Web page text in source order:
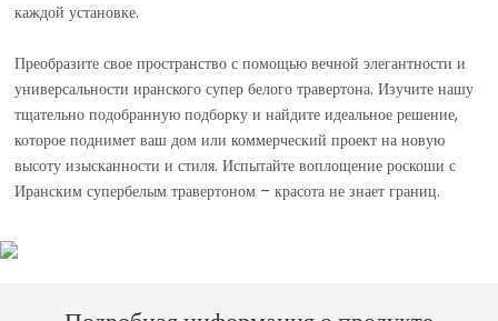
каждой установке.
Преобразите свое пространство с помощью вечной элегантности и
универсальности иранского супер белого травертона. Изучите нашу
тщательно подобранную подборку и найдите идеальное решение,
которое поднимет ваш дом или коммерческий проект на новую
высоту изысканности и стиля. Испытайте воплощение роскоши с
Иранским супербелым травертоном – красота не знает границ.